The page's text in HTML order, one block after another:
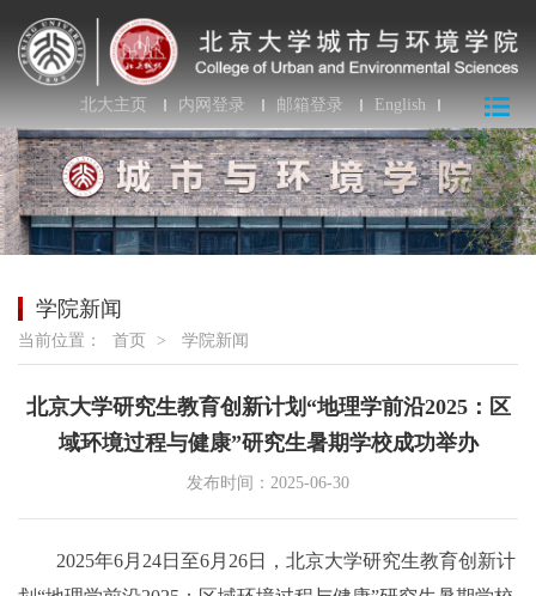
北大主页 内网登录 邮箱登录 English
学院新闻
当前位置： 首页 > 学院新闻
北京大学研究生教育创新计划“地理学前沿2025：区
域环境过程与健康”研究生暑期学校成功举办
发布时间：2025-06-30
2025年6月24日至6月26日，北京大学研究生教育创新计